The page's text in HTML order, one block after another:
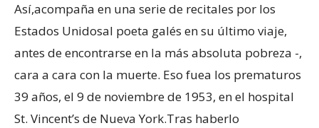
Así,acompaña en una serie de recitales por los
Estados Unidosal poeta galés en su último viaje,
antes de encontrarse en la más absoluta pobreza -,
cara a cara con la muerte. Eso fuea los prematuros
39 años, el 9 de noviembre de 1953, en el hospital
St. Vincent’s de Nueva York.Tras haberlo